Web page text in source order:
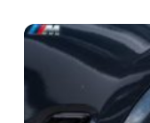
utve...